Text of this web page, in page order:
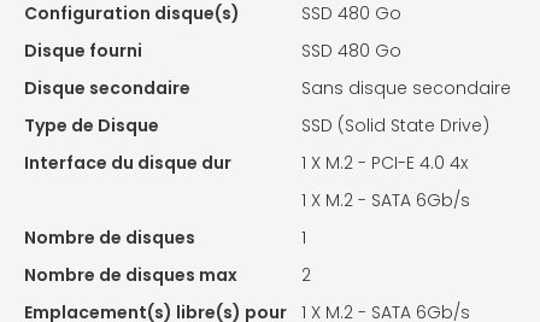
Configuration disque(s)
SSD 480 Go
Disque fourni
SSD 480 Go
Disque secondaire
Sans disque secondaire
Type de Disque
SSD (Solid State Drive)
Interface du disque dur
1 X M.2 - PCI-E 4.0 4x
1 X M.2 - SATA 6Gb/s
Nombre de disques
1
Nombre de disques max
2
Emplacement(s) libre(s) pour 1 X M.2 - SATA 6Gb/s